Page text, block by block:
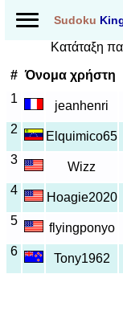
Sudoku
Κατάταξη
# Όνομα χρήστη
1
jeanhenri
2
Elquimico65
3
Wizz
4
Hoagie2020
5
flyingponyo
6
Tony1962